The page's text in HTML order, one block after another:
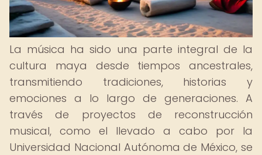
La música ha sido una parte integral de la
cultura maya desde tiempos ancestrales,
transmitiendo tradiciones, historias y
emociones a lo largo de generaciones. A
través de proyectos de reconstrucción
musical, como el llevado a cabo por la
Universidad Nacional Autónoma de México, se